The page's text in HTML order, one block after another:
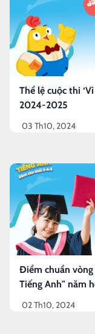
Thể lệ cuộc thi
2024-2025
03 Th10, 2024
Điểm chuẩn vòng
Tiếng Anh" năm
02 Th10, 2024